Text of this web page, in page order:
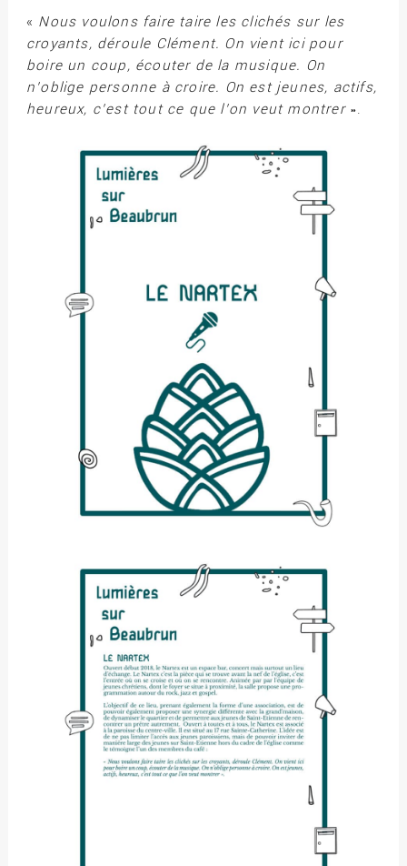
« Nous voulons faire taire les clichés sur les
croyants, déroule Clément. On vient ici pour
boire un coup, écouter de la musique. On
n’oblige personne à croire. On est jeunes, actifs,
heureux, c’est tout ce que l’on veut montrer».